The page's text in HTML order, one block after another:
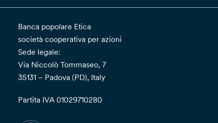
Banca popolare Etica
società cooperativa per azioni
Sede legale:
Via Niccolò Tommaseo, 7
35131 – Padova (PD), Italy
Partita IVA 01029710280